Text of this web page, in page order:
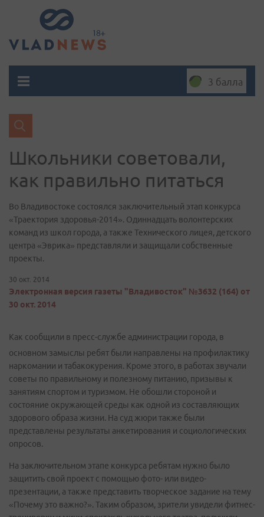
3 балла
Школьники советовали,
как правильно питаться
Во Владивостоке состоялся заключительный этап конкурса
«Траектория здоровья-2014». Одиннадцать волонтерских
команд из школ города, а также Технического лицея, детского
центра «Эврика» представляли и защищали собственные
проекты.
30 окт. 2014
Электронная версия газеты "Владивосток" №3632 (164) от
30 окт. 2014
Как сообщили в пресс-службе администрации города, в
основном замыслы ребят были направлены на профилактику
наркомании и табакокурения. Кроме этого, в работах звучали
советы по правильному и полезному питанию, призывы к
занятиям спортом и туризмом. Не обошли стороной и
состояние окружающей среды как одной из составляющих
здорового образа жизни. На суд жюри также были
представлены результаты анкетирования и социологических
опросов.
На заключительном этапе конкурса ребятам нужно было
защитить свой проект с помощью фото- или видео-
презентации, а также представить творческое задание на тему
«Почему это важно?». Таким образом, зрители увидели фитнес-